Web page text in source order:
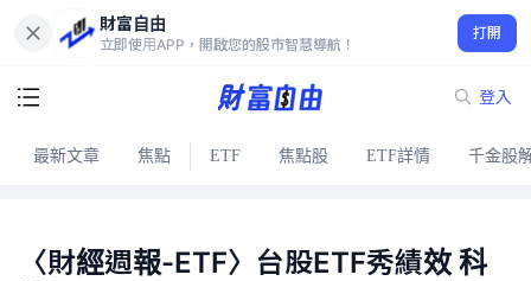
財富自由
立即使用APP，開啟您的股市智慧導航！
打開
登入
最新文章 焦點 ETF 焦點股 ETF詳情 千金股
〈財經週報-ETF〉台股ETF秀績效 科